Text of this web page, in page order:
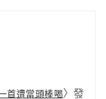
首遭當頭棒喝〉發